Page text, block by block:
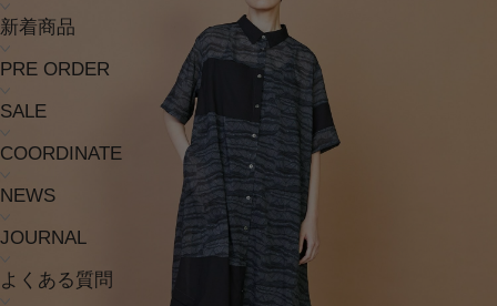
新着商品
PRE ORDER
SALE
COORDINATE
NEWS
JOURNAL
よくある質問